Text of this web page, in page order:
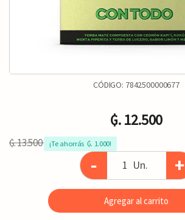
CÓDIGO: 7842500000677
₲. 12.500
₲. 13.500 ¡Te ahorrás  ₲. 1.000!
- Un. +
Agregar al carrito